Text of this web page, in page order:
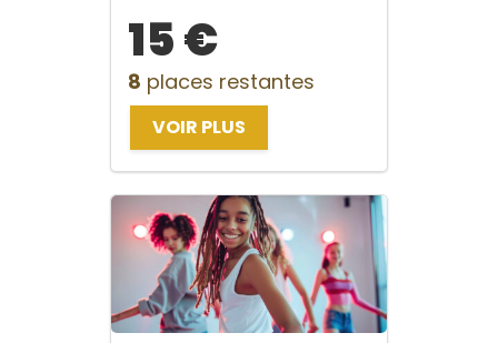
15 €
8 places restantes
VOIR PLUS